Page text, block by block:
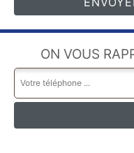
ON VOUS